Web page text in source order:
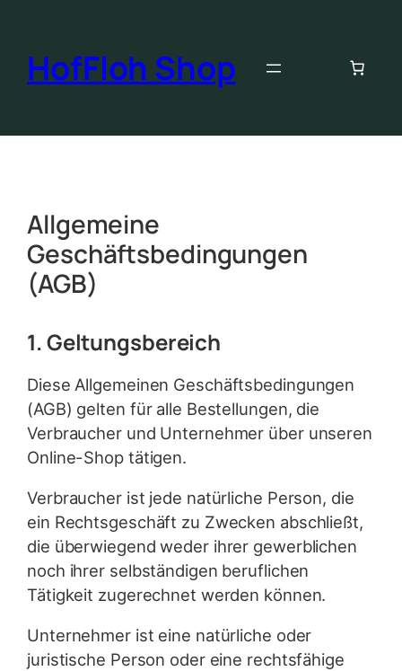
HofFloh Shop
Allgemeine
Geschäftsbedingungen
(AGB)
1. Geltungsbereich
Diese Allgemeinen Geschäftsbedingungen
(AGB) gelten für alle Bestellungen, die
Verbraucher und Unternehmer über unseren
Online-Shop tätigen.
Verbraucher ist jede natürliche Person, die
ein Rechtsgeschäft zu Zwecken abschließt,
die überwiegend weder ihrer gewerblichen
noch ihrer selbständigen beruflichen
Tätigkeit zugerechnet werden können.
Unternehmer ist eine natürliche oder
juristische Person oder eine rechtsfähige